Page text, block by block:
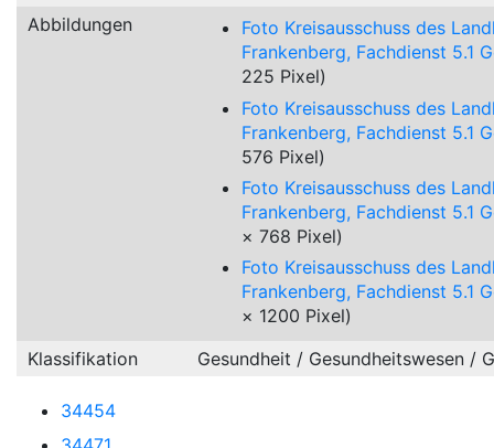
Abbildungen
Foto Kreisausschuss des
Frankenberg, Fachdienst 5.1
225 Pixel)
Foto Kreisausschuss des
Frankenberg, Fachdienst 5.1
576 Pixel)
Foto Kreisausschuss des
Frankenberg, Fachdienst 5.1
× 768 Pixel)
Foto Kreisausschuss des
Frankenberg, Fachdienst 5.1
× 1200 Pixel)
Klassifikation
Gesundheit / Gesundheitswesen /
34454